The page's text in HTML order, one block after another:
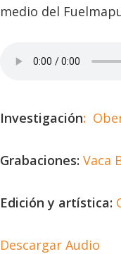
medio del
Investigación:
Grabaciones: Vaca
Edición y artística:
Descargar Audio